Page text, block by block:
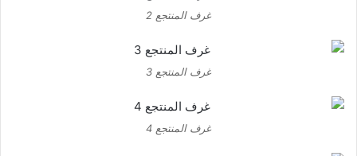
غرف المنتجع 2
غرف المنتجع 3
غرف المنتجع 4